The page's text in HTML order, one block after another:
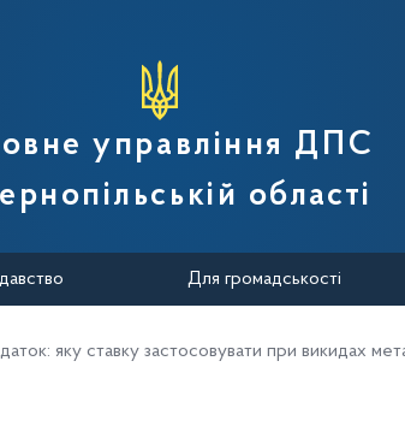
служби України
управління ДПС
області
Для громадськості
яку ставку застосовувати при викидах